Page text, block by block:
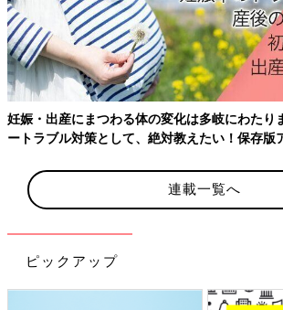
――ふたりぱぱのYouTube動画では、息子く
った売り場でもジェンダーを固定しない様子
た。
みっつん 色味的になんとなく、ピンクっぽ
のとセクションは分かれていますが、子ども
子」「女の子」という表記はありません。一
の「らしさ」にとらわれないようにしている
グラデーションになっている部分もあるので
実際、女の子だからってピンクが好きとは限
で金色と緑が好きです（笑）。マインクラフ
妊娠・出産にまつわる体の変化は多岐にわたり
ートラブル対策として、絶対教えたい！保存版
連載一覧へ
ピックアップ